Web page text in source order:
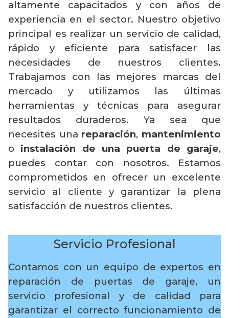
altamente capacitados y con años de
experiencia en el sector. Nuestro objetivo
principal es realizar un servicio de calidad,
rápido y eficiente para satisfacer las
necesidades de nuestros clientes.
Trabajamos con las mejores marcas del
mercado y utilizamos las últimas
herramientas y técnicas para asegurar
resultados duraderos. Ya sea que
necesites una reparación, mantenimiento
o instalación de una puerta de garaje,
puedes contar con nosotros. Estamos
comprometidos en ofrecer un excelente
servicio al cliente y garantizar la plena
satisfacción de nuestros clientes.
Servicio Profesional
Contamos con un equipo de expertos en
reparación de puertas de garaje, un
servicio profesional y de calidad para
garantizar el correcto funcionamiento de